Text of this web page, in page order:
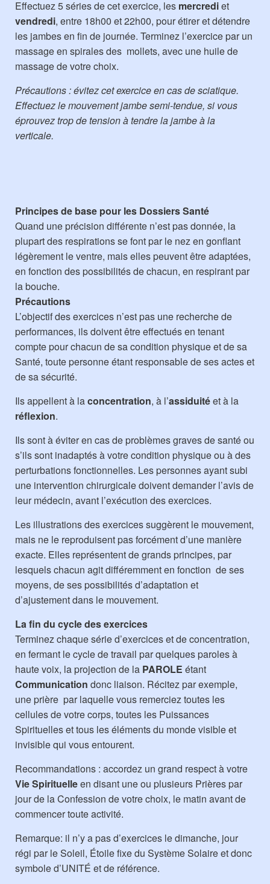
Effectuez 5 séries de cet exercice, les mercrediet
vendredi, entre 18h00 et 22h00, pour étirer et détendre
les jambes en fin de journée. Terminez l’exercice par un
massage en spirales des mollets, avec une huile de
massage de votre choix.
Précautions : évitez cet exercice en cas de sciatique.
Effectuez le mouvement jambe semi-tendue, si vous
éprouvez trop de tension à tendre la jambe à la
verticale.
Principes de base pour les Dossiers Santé
Quand une précision différente n’est pas donnée, la
plupart des respirations se font par le nez en gonflant
légèrement le ventre, mais elles peuvent être adaptées,
en fonction des possibilités de chacun, en respirant par
la bouche.
Précautions
L’objectif des exercices n’est pas une recherche de
performances, ils doivent être effectués en tenant
compte pour chacun de sa condition physique et de sa
Santé, toute personne étant responsable de ses actes et
de sa sécurité.
Ils appellent à laconcentration, à l’assiduitéet à la
réflexion.
Ils sont à éviter en cas de problèmes graves de santé ou
s’ils sont inadaptés à votre condition physique ou à des
perturbations fonctionnelles. Les personnes ayant subi
une intervention chirurgicale doivent demander l’avis de
leur médecin, avant l’exécution des exercices.
Les illustrations des exercices suggèrent le mouvement,
mais ne le reproduisent pas forcément d’une manière
exacte. Elles représentent de grands principes, par
lesquels chacun agit différemment en fonction de ses
moyens, de ses possibilités d’adaptation et
d’ajustement dans le mouvement.
La fin du cycle des exercices
Terminez chaque série d’exercices et de concentration,
en fermant le cycle de travail par quelques paroles à
haute voix, la projection de la PAROLE étant
Communication donc liaison. Récitez par exemple,
une prière par laquelle vous remerciez toutes les
cellules de votre corps, toutes les Puissances
Spirituelles et tous les éléments du monde visible et
invisible qui vous entourent.
Recommandations : accordez un grand respect à votre
Vie Spirituelleen disant une ou plusieurs Prières par
jour de la Confession de votre choix, le matin avant de
commencer toute activité.
Remarque: il n’y a pas d’exercices le dimanche, jour
régi par le Soleil, Étoile fixe du Système Solaire et donc
symbole d’UNITÉ et de référence.